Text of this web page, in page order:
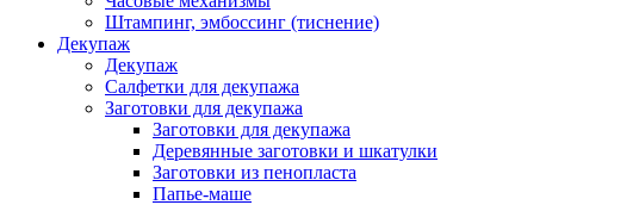
Штампинг, эмбоссинг (тиснение)
Декупаж
Декупаж
Салфетки для декупажа
Заготовки для декупажа
Заготовки для декупажа
Деревянные заготовки и шкатулки
Заготовки из пенопласта
Папье-маше